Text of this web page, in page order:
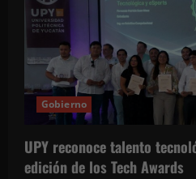
Gobierno
UPY reconoce talento
edición de los Tech Awards